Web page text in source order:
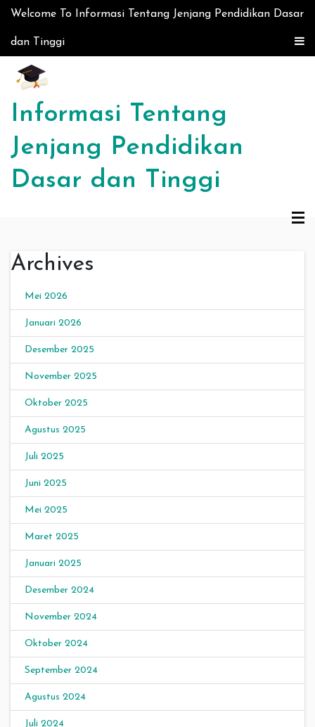
Skip to content
Welcome To Informasi Tentang Jenjang Pendidikan Dasar
dan Tinggi
Informasi Tentang
Jenjang Pendidikan
Dasar dan Tinggi
Archives
Mei 2026
Januari 2026
Desember 2025
November 2025
Oktober 2025
Agustus 2025
Juli 2025
Juni 2025
Mei 2025
Maret 2025
Januari 2025
Desember 2024
November 2024
Oktober 2024
September 2024
Agustus 2024
Juli 2024